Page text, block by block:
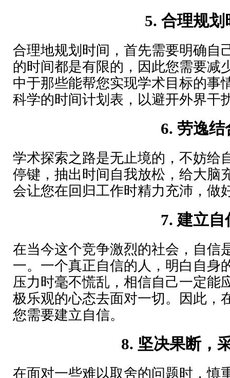
5. 合理规
合理地规划时间，首先需要明确自
的时间都是有限的，因此您需要减
中于那些能帮您实现学术目标的事
科学的时间计划表，以避开外界干
6. 劳逸
学术探索之路是无止境的，不妨给
停键，抽出时间自我放松，给大脑
会让您在回归工作时精力充沛，做
7. 建立
在当今这个竞争激烈的社会，自信
一。一个真正自信的人，明白自身
压力时毫不慌乱，相信自己一定能
极乐观的心态去面对一切。因此，
您需要建立自信。
8. 坚决果断，
在面对一些难以取舍的问题时，慎